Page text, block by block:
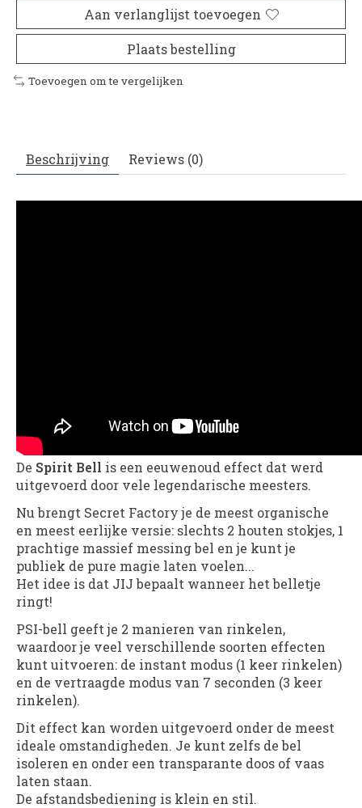
Aan verlanglijst toevoegen
Plaats bestelling
Toevoegen om te vergelijken
Beschrijving Reviews (0)
De Spirit Bell is een eeuwenoud effect dat werd
uitgevoerd door vele legendarische meesters.
Nu brengt Secret Factory je de meest organische
en meest eerlijke versie: slechts 2 houten stokjes, 1
prachtige massief messing bel en je kunt je
publiek de pure magie laten voelen...
Het idee is dat JIJ bepaalt wanneer het belletje
ringt!
PSI-bell geeft je 2 manieren van rinkelen,
waardoor je veel verschillende soorten effecten
kunt uitvoeren: de instant modus (1 keer rinkelen)
en de vertraagde modus van 7 seconden (3 keer
rinkelen).
Dit effect kan worden uitgevoerd onder de meest
ideale omstandigheden. Je kunt zelfs de bel
isoleren en onder een transparante doos of vaas
laten staan.
De afstandsbediening is klein en stil.